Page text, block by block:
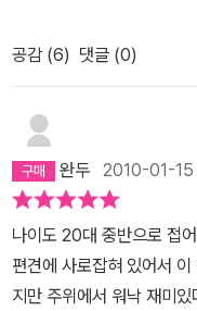
기한 드라마의 이선준은
김윤식과도 투닥거리고 으
그리고 무척이나 상냥한
착한 사내가!라는 감탄사를
를 가슴에 달고 있습니다.
가 어리다 하여 나이가 많
닌 것이 아니니, 눈물을 흘
초시에서 처음 만났는데
생각한다. 다음을 계속 읽
무척 매료시키는 인력을 가
가 독자를 사로잡고 있다.
조선이라는 독특한 시대
정권을 장악한영조가 사망
인기리에 방송중인 동이는
망했고 정조는 같은 해 즉
도는1781년이고, 정조의
공감 (6) 댓글 (0)
완두 2010-01-15
나이도 20대 중반으로 접
편견에 사로잡혀 있어서
지만 주위에서 워낙 재미